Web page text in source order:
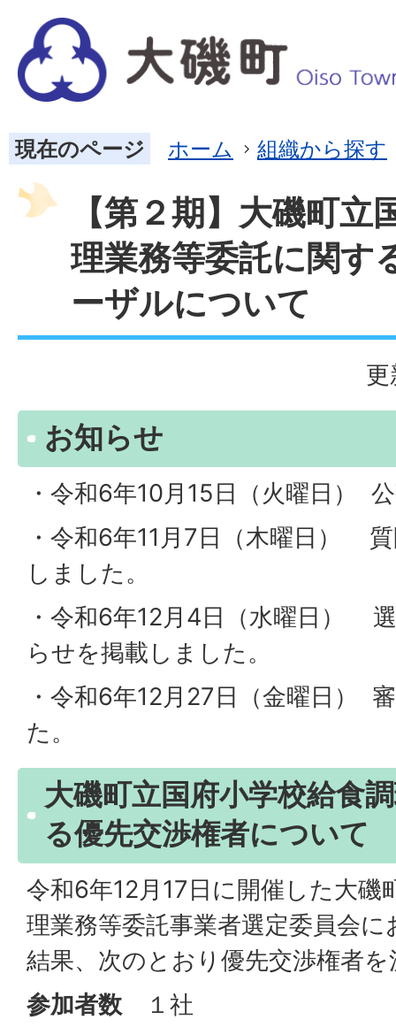
現在のページ ホーム 組織から探す
【第２期】大磯町
理業務等委託に関す
ーザルについて
お知らせ
・令和6年10月15日（火曜日）
・令和6年11月7日（木曜日）
しました。
・令和6年12月4日（水曜日）
らせを掲載しました。
・令和6年12月27日（金曜日）
た。
大磯町立国府小学校給食
る優先交渉権者について
令和6年12月17日に開催した大磯
理業務等委託事業者選定委員会
結果、次のとおり優先交渉権者
参加者数 １社